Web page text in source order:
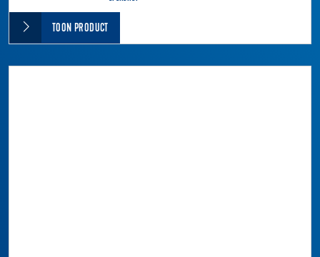
TOON PRODUCT